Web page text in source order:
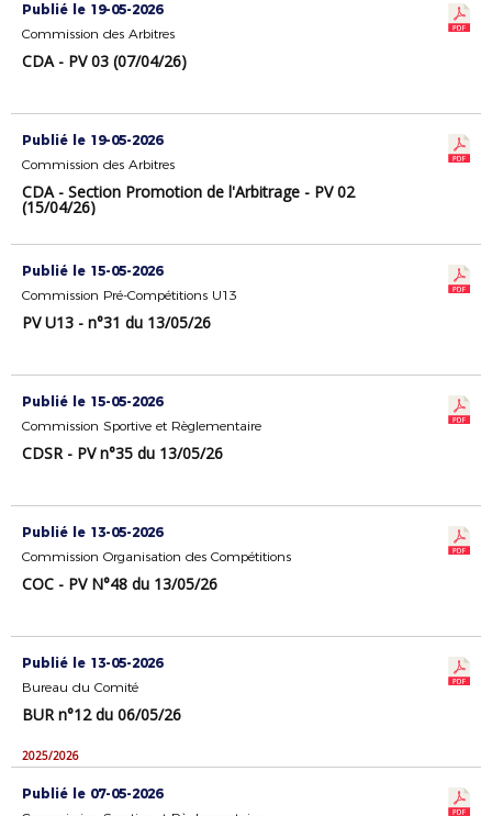
Publié le 19-05-2026
Commission des Arbitres
CDA - PV 03 (07/04/26)
Publié le 19-05-2026
Commission des Arbitres
CDA - Section Promotion de l'Arbitrage - PV 02
(15/04/26)
Publié le 15-05-2026
Commission Pré-Compétitions U13
PV U13 - n°31 du 13/05/26
Publié le 15-05-2026
Commission Sportive et Règlementaire
CDSR - PV n°35 du 13/05/26
Publié le 13-05-2026
Commission Organisation des Compétitions
COC - PV N°48 du 13/05/26
Publié le 13-05-2026
Bureau du Comité
BUR n°12 du 06/05/26
2025/2026
Publié le 07-05-2026